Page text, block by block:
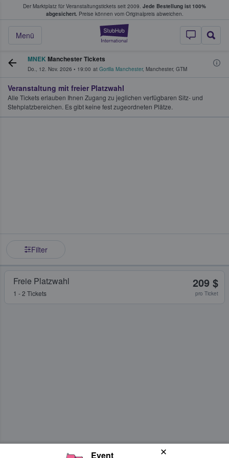
Der Marktplatz für Veranstaltungstickets seit 2009. Jede Bestellung ist 100%
abgesichert. Preise können vom Originalpreis abweichen.
StubHub - Wo
Menü
Tickets kaufen & verkaufen
MNEKManchester Tickets
Do., 12. Nov. 2026 • 19:00 at Gorilla Manchester, Manchester, GTM
Veranstaltung mit freier Platzwahl
Alle Tickets erlauben Ihnen Zugang zu jeglichen verfügbaren Sitz- und
Stehplatzbereichen. Es gibt keine fest zugeordneten Plätze.
Filter
Freie Platzwahl
1 - 2 Tickets
209 $
pro Ticket
Event